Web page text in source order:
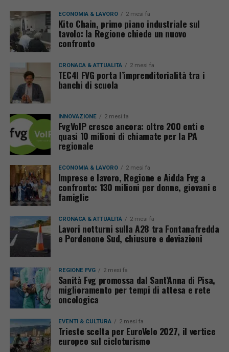
ECONOMIA & LAVORO 2 mesi fa
Kito Chain, primo piano industriale sul
tavolo: la Regione chiede un nuovo
confronto
CRONACA & ATTUALITÀ 2 mesi fa
TEC4I FVG porta l’imprenditorialità tra i
banchi di scuola
INNOVAZIONE 2 mesi fa
FvgVoIP cresce ancora: oltre 200 enti e
quasi 10 milioni di chiamate per la PA
regionale
ECONOMIA & LAVORO 2 mesi fa
Imprese e lavoro, Regione e Aidda Fvg a
confronto: 130 milioni per donne, giovani e
famiglie
CRONACA & ATTUALITÀ 2 mesi fa
Lavori notturni sulla A28 tra Fontanafredda
e Pordenone Sud, chiusure e deviazioni
REGIONE FVG 2 mesi fa
Sanità Fvg promossa dal Sant’Anna di Pisa,
miglioramento per tempi di attesa e rete
oncologica
EVENTI & CULTURA 2 mesi fa
Trieste scelta per EuroVelo 2027, il vertice
europeo sul cicloturismo